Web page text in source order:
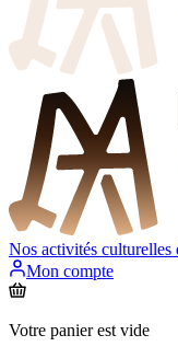
Nos activités culturelles
Mon compte
Votre panier est vide